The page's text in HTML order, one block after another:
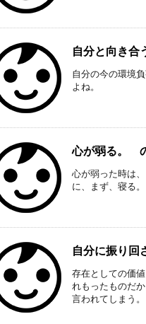
自分と向き
自分の今の環境
よね。
心が弱る。
心が弱った時は
に、まず、寝る。
自分に振り
存在としての価
れもったものだ
言われてしまう